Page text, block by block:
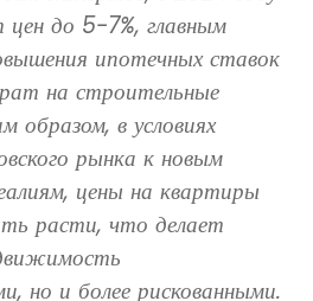
до 5-7%, главным
ипотечных ставок
на строительные
образом, в условиях
рынка к новым
цены на квартиры
расти, что делает
но и более рискованными.